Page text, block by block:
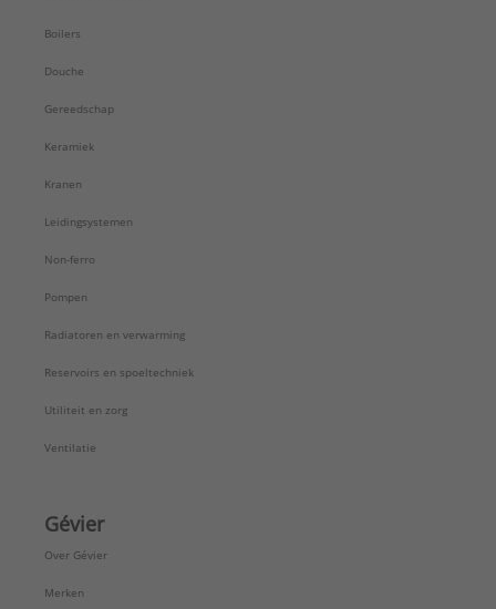
Boilers
Douche
Gereedschap
Keramiek
Kranen
Leidingsystemen
Non-ferro
Pompen
Radiatoren en verwarming
Reservoirs en spoeltechniek
Utiliteit en zorg
Ventilatie
Gévier
Over Gévier
Merken